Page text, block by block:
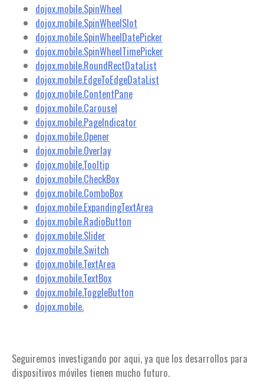
dojox.mobile.SpinWheel
dojox.mobile.SpinWheelSlot
dojox.mobile.SpinWheelDatePicker
dojox.mobile.SpinWheelTimePicker
dojox.mobile.RoundRectDataList
dojox.mobile.EdgeToEdgeDataList
dojox.mobile.ContentPane
dojox.mobile.Carousel
dojox.mobile.PageIndicator
dojox.mobile.Opener
dojox.mobile.Overlay
dojox.mobile.Tooltip
dojox.mobile.CheckBox
dojox.mobile.ComboBox
dojox.mobile.ExpandingTextArea
dojox.mobile.RadioButton
dojox.mobile.Slider
dojox.mobile.Switch
dojox.mobile.TextArea
dojox.mobile.TextBox
dojox.mobile.ToggleButton
dojox.mobile.
Seguiremos investigando por aqui, ya que los desarrollos para
dispositivos móviles tienen mucho futuro.